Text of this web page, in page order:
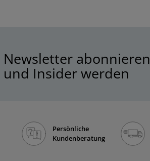
Newsletter abonnieren
und Insider werden
Persönliche
Kundenberatung